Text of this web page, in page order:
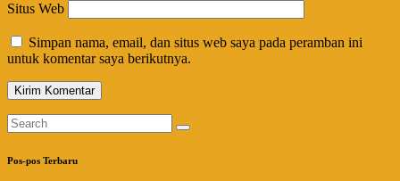
Situs Web
Simpan nama, email, dan situs web saya pada peramban ini
untuk komentar saya berikutnya.
Pos-pos Terbaru